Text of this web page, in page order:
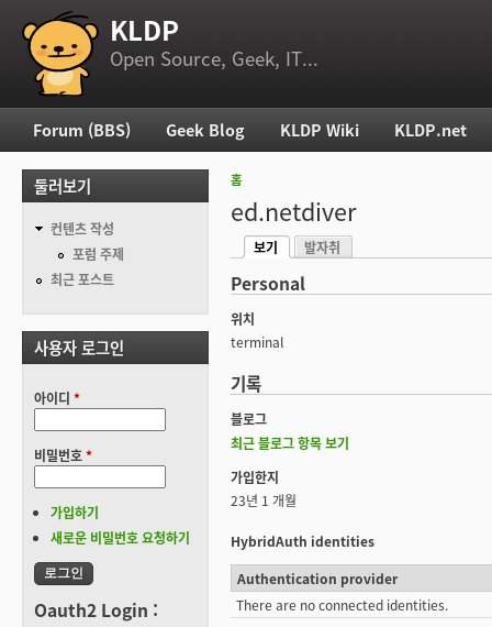
부 메뉴 KLDP
Open Source, Geek, IT...
현재 위치
홈
ed.netdiver
기본탭
보기
발자취
Personal
위치
terminal
기록
블로그
최근 블로그 항목 보기
가입한지
23년 1 개월
HybridAuth identities
Authentication provider
There are no connected identities.
주 메뉴
Forum (BBS) Geek Blog KLDP Wiki KLDP.net
둘러보기
컨텐츠 작성
포럼 주제
최근 포스트
사용자 로그인
아이디 *
비밀번호*
가입하기
새로운 비밀번호 요청하기
Oauth2 Login :